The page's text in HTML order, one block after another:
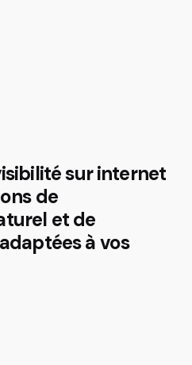
sur internet
de
et de
à vos